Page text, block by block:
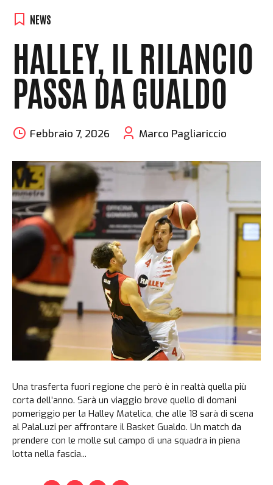
NEWS
HALLEY, IL RILANCIO
PASSA DA GUALDO
Febbraio 7, 2026 Marco Pagliariccio
Una trasferta fuori regione che però è in realtà quella più
corta dell’anno. Sarà un viaggio breve quello di domani
pomeriggio per la Halley Matelica, che alle 18 sarà di scena
al PalaLuzi per affrontare il Basket Gualdo. Un match da
prendere con le molle sul campo di una squadra in piena
lotta nella fascia...